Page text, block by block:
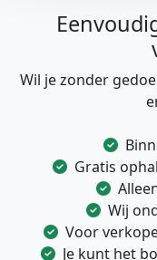
Wil je zonder
Gratis
Wij
Voor
Je kunt het